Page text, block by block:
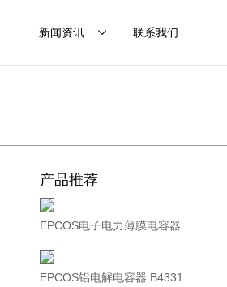
新闻资讯 联系我们
产品推荐